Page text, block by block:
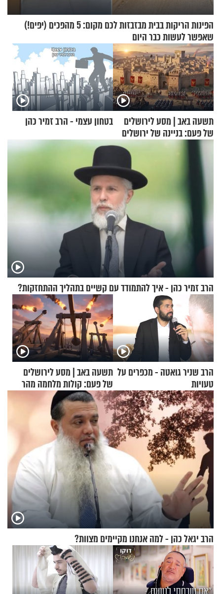
הפינות הריקות בבית מבזבזות לכם מקום: 5 מהפכים (יפים!)
שאפשר לעשות כבר היום
תשעה באב | מסע לירושלים
של פעם: בניינה של ירושלים
בטחון עצמי - הרב זמיר כהן
הרב זמיר כהן - איך להתמודד עם קשיים בתהליך ההתחזקות?
הרב שניר גואטה - מכפרים על
טעויות
תשעה באב | מסע לירושלים
של פעם: קולות מלחמה מהר
הזיתים
הרב יגאל כהן - למה אנחנו מקיימים מצוות?